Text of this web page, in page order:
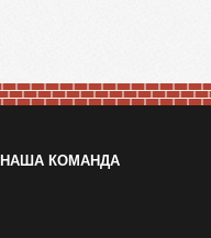
НАША КОМАНДА